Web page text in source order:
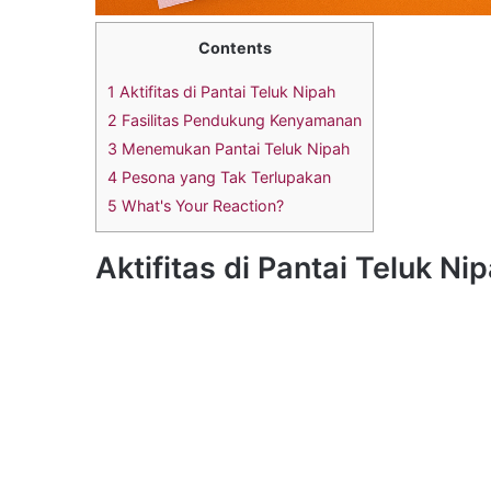
Contents
1 Aktifitas di Pantai Teluk Nipah
2 Fasilitas Pendukung Kenyamanan
3 Menemukan Pantai Teluk Nipah
4 Pesona yang Tak Terlupakan
5 What's Your Reaction?
Aktifitas di Pantai Teluk